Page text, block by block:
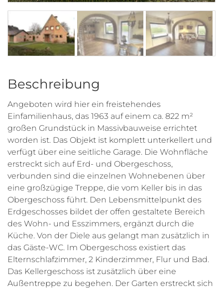
Beschreibung
Angeboten wird hier ein freistehendes
Einfamilienhaus, das 1963 auf einem ca. 822 m²
großen Grundstück in Massivbauweise errichtet
worden ist. Das Objekt ist komplett unterkellert und
verfügt über eine seitliche Garage. Die Wohnfläche
erstreckt sich auf Erd- und Obergeschoss,
verbunden sind die einzelnen Wohnebenen über
eine großzügige Treppe, die vom Keller bis in das
Obergeschoss führt. Den Lebensmittelpunkt des
Erdgeschosses bildet der offen gestaltete Bereich
des Wohn- und Esszimmers, ergänzt durch die
Küche. Von der Diele aus gelangt man zusätzlich in
das Gäste-WC. Im Obergeschoss existiert das
Elternschlafzimmer, 2 Kinderzimmer, Flur und Bad.
Das Kellergeschoss ist zusätzlich über eine
Außentreppe zu begehen. Der Garten erstreckt sich